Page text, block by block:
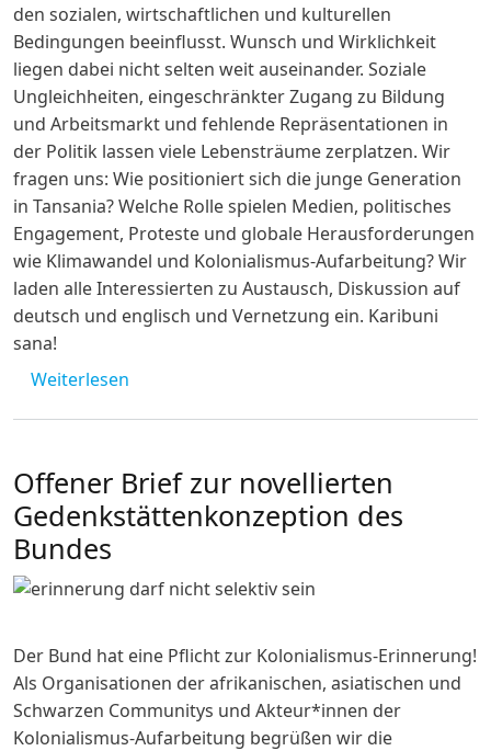
den sozialen, wirtschaftlichen und kulturellen
Bedingungen beeinflusst. Wunsch und Wirklichkeit
liegen dabei nicht selten weit auseinander. Soziale
Ungleichheiten, eingeschränkter Zugang zu Bildung
und Arbeitsmarkt und fehlende Repräsentationen in
der Politik lassen viele Lebensträume zerplatzen. Wir
fragen uns: Wie positioniert sich die junge Generation
in Tansania? Welche Rolle spielen Medien, politisches
Engagement, Proteste und globale Herausforderungen
wie Klimawandel und Kolonialismus-Aufarbeitung? Wir
laden alle Interessierten zu Austausch, Diskussion auf
deutsch und englisch und Vernetzung ein. Karibuni
sana!
Weiterlesen
Offener Brief zur novellierten
Gedenkstättenkonzeption des
Bundes
Image
Der Bund hat eine Pflicht zur Kolonialismus-Erinnerung!
Als Organisationen der afrikanischen, asiatischen und
Schwarzen Communitys und Akteur*innen der
Kolonialismus-Aufarbeitung begrüßen wir die